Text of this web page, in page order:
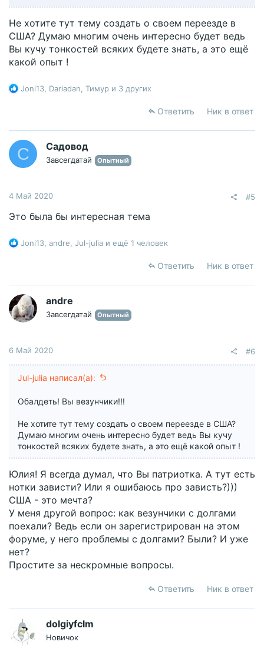
Не хотите тут тему создать о своем переезде в
США? Думаю многим очень интересно будет ведь
Вы кучу тонкостей всяких будете знать, а это ещё
какой опыт !
Р
ц
и
и
:
Joni13 Dariadan Тимур и 3 других
Ответить Ник в ответ
С Садовод
Завсегдатай Опытный
4 Май 2020 #5
Это была бы интересная тема
Р
ц
и
и
:
Joni13 andre Jul-julia и ещё 1 человек
Ответить Ник в ответ
andre
Завсегдатай Опытный
6 Май 2020 #6
Jul-julia написал(а):
Обалдеть! Вы везунчики!!!
Не хотите тут тему создать о своем переезде в США?
Думаю многим очень интересно будет ведь Вы кучу
тонкостей всяких будете знать, а это ещё какой опыт !
Юлия! Я всегда думал, что Вы патриотка. А тут есть
нотки зависти? Или я ошибаюсь про зависть?)))
США - это мечта?
У меня другой вопрос: как везунчики с долгами
поехали? Ведь если он зарегистрирован на этом
форуме, у него проблемы с долгами? Были? И уже
нет?
Простите за нескромные вопросы.
Ответить Ник в ответ
dolgiyfclm
Новичок